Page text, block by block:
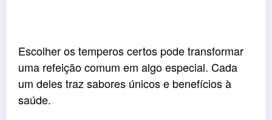
Escolher os temperos certos pode transformar
uma refeição comum em algo especial. Cada
um deles traz sabores únicos e benefícios à
saúde.